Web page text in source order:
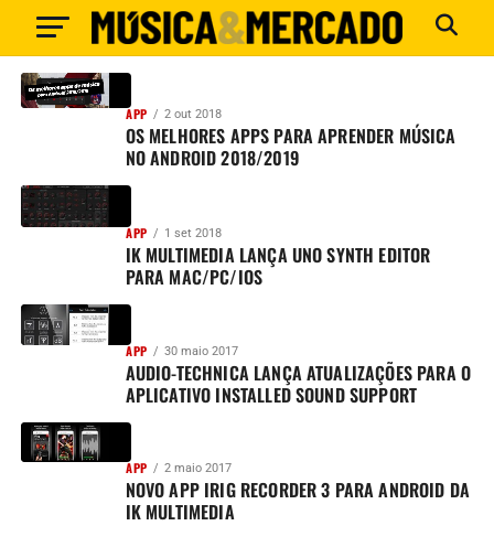
APP 2 out 2018
OS MELHORES APPS PARA APRENDER MÚSICA
NO ANDROID 2018/2019
APP 1 set 2018
IK MULTIMEDIA LANÇA UNO SYNTH EDITOR
PARA MAC/PC/IOS
APP 30 maio 2017
AUDIO-TECHNICA LANÇA ATUALIZAÇÕES PARA O
APLICATIVO INSTALLED SOUND SUPPORT
APP 2 maio 2017
NOVO APP IRIG RECORDER 3 PARA ANDROID DA
IK MULTIMEDIA